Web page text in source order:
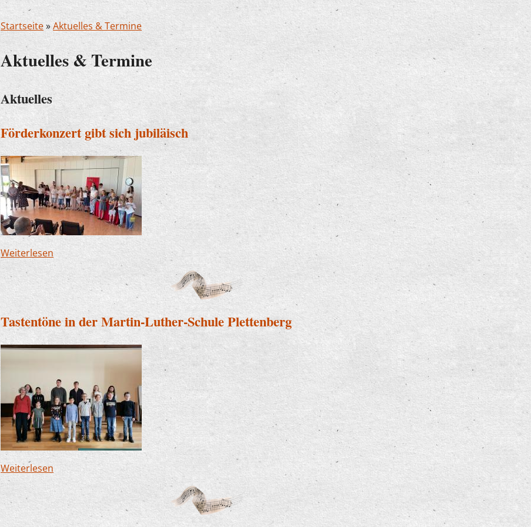
Startseite»Aktuelles & Termine
Aktuelles & Termine
Aktuelles
Förderkonzert gibt sich jubiläisch
Weiterlesenüber Förderkonzert gibt sich jubiläisch
Tastentöne in der Martin-Luther-Schule Plettenberg
Weiterlesen über Tastentöne in der Martin-Luther-Schule Plettenberg